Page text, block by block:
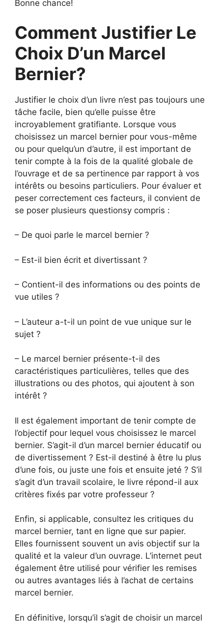
Bonne chance!
Comment Justifier Le
Choix D’un Marcel
Bernier?
Justifier le choix d’un livre n’est pas toujours une
tâche facile, bien qu’elle puisse être
incroyablement gratifiante. Lorsque vous
choisissez un marcel bernier pour vous-même
ou pour quelqu’un d’autre, il est important de
tenir compte à la fois de la qualité globale de
l’ouvrage et de sa pertinence par rapport à vos
intérêts ou besoins particuliers. Pour évaluer et
peser correctement ces facteurs, il convient de
se poser plusieurs questionsy compris :
– De quoi parle le marcel bernier ?
– Est-il bien écrit et divertissant ?
– Contient-il des informations ou des points de
vue utiles ?
– L’auteur a-t-il un point de vue unique sur le
sujet ?
– Le marcel bernier présente-t-il des
caractéristiques particulières, telles que des
illustrations ou des photos, qui ajoutent à son
intérêt ?
Il est également important de tenir compte de
l’objectif pour lequel vous choisissez le marcel
bernier. S’agit-il d’un marcel bernier éducatif ou
de divertissement ? Est-il destiné à être lu plus
d’une fois, ou juste une fois et ensuite jeté ? S’il
s’agit d’un travail scolaire, le livre répond-il aux
critères fixés par votre professeur ?
Enfin, si applicable, consultez les critiques du
marcel bernier, tant en ligne que sur papier.
Elles fournissent souvent un avis objectif sur la
qualité et la valeur d’un ouvrage. L’internet peut
également être utilisé pour vérifier les remises
ou autres avantages liés à l’achat de certains
marcel bernier.
En définitive, lorsqu’il s’agit de choisir un marcel